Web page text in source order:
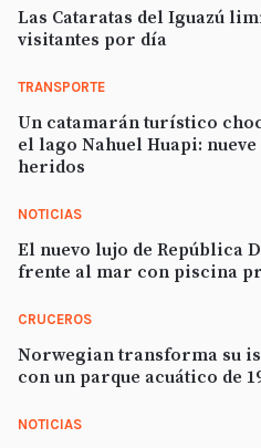
Las Cataratas del Iguazú
visitantes por día
TRANSPORTE
Un catamarán turístico
el lago Nahuel Huapi:
heridos
NOTICIAS
El nuevo lujo de República
frente al mar con piscina
CRUCEROS
Norwegian transforma su
con un parque acuático de
NOTICIAS